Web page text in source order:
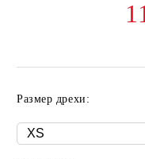
Размер дрехи: